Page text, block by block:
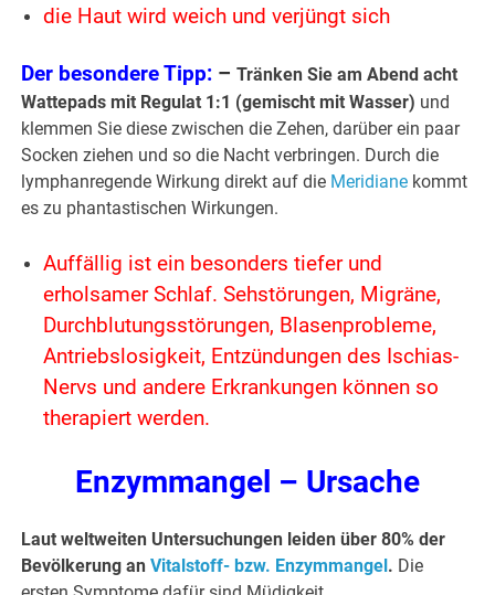
die Haut wird weich und verjüngt sich
Der besondere Tipp: – Tränken Sie am Abend acht
Wattepads mit Regulat 1:1 (gemischt mit Wasser) und
klemmen Sie diese zwischen die Zehen, darüber ein paar
Socken ziehen und so die Nacht verbringen. Durch die
lymphanregende Wirkung direkt auf die Meridiane kommt
es zu phantastischen Wirkungen.
Auffällig ist ein besonders tiefer und
erholsamer Schlaf. Sehstörungen, Migräne,
Durchblutungsstörungen, Blasenprobleme,
Antriebslosigkeit, Entzündungen des Ischias-
Nervs und andere Erkrankungen können so
therapiert werden.
Enzymmangel – Ursache
Laut weltweiten Untersuchungen leiden über 80% der
Bevölkerung anVitalstoff- bzw. Enzymmangel . Die